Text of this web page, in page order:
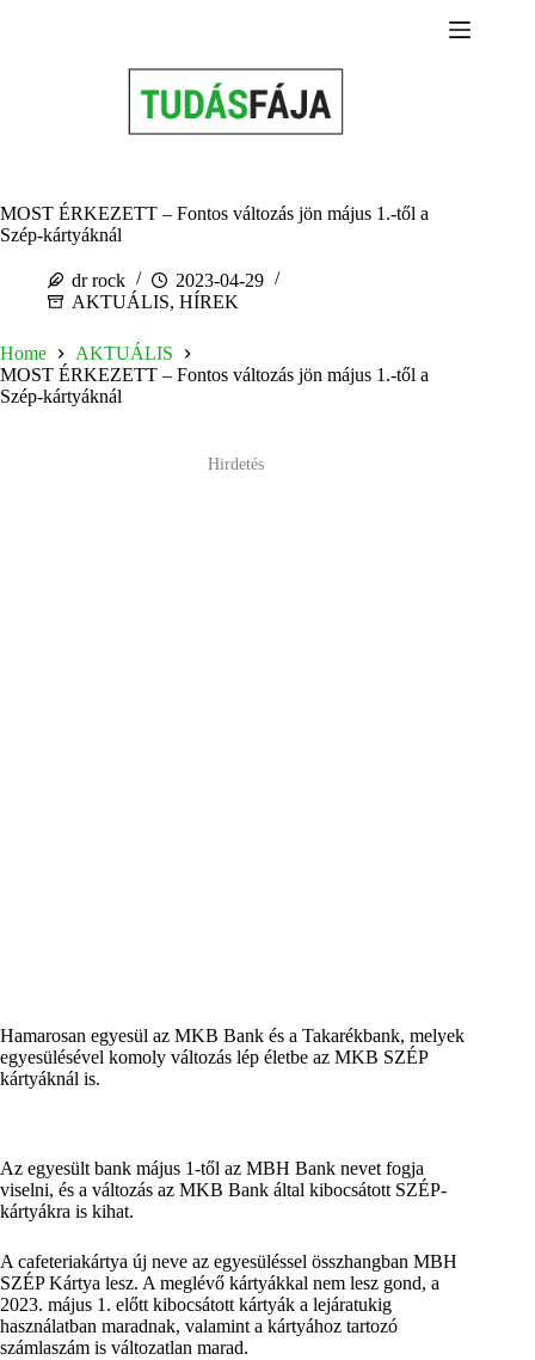
MOST ÉRKEZETT – Fontos változás jön május 1.-től a
Szép-kártyáknál
dr rock
2023-04-29
AKTUÁLIS, HÍREK
Home
AKTUÁLIS
MOST ÉRKEZETT – Fontos változás jön május 1.-től a
Szép-kártyáknál
Hirdetés
Hamarosan egyesül az MKB Bank és a Takarékbank, melyek
egyesülésével komoly változás lép életbe az MKB SZÉP
kártyáknál is.
Az egyesült bank május 1-től az MBH Bank nevet fogja
viselni, és a változás az MKB Bank által kibocsátott SZÉP-
kártyákra is kihat.
A cafeteriakártya új neve az egyesüléssel összhangban MBH
SZÉP Kártya lesz. A meglévő kártyákkal nem lesz gond, a
2023. május 1. előtt kibocsátott kártyák a lejáratukig
használatban maradnak, valamint a kártyához tartozó
számlaszám is változatlan marad.